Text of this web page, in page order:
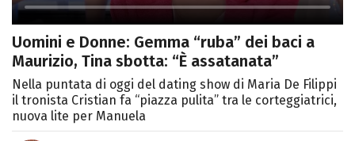
Uomini e Donne: Gemma “ruba” dei baci a
Maurizio, Tina sbotta: “È assatanata”
Nella puntata di oggi del dating show di Maria De Filippi
il tronista Cristian fa “piazza pulita” tra le corteggiatrici,
nuova lite per Manuela